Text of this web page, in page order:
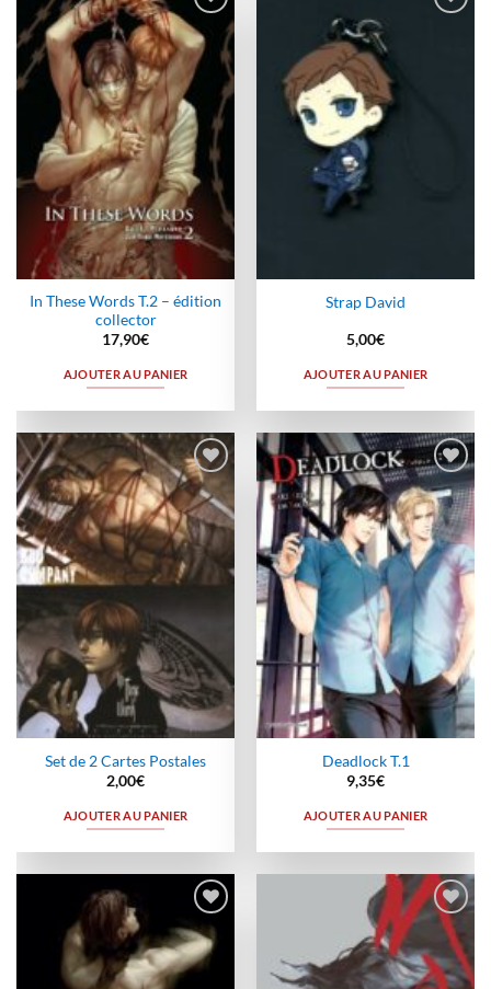
Ajouter
à la
wishlist
In These Words T.2 – édition
collector
17,90€
AJOUTER AU PANIER
Strap David
5,00€
AJOUTER AU PANIER
Ajouter
à la
wishlist
Set de 2 Cartes Postales
2,00€
AJOUTER AU PANIER
Ajouter
à la
wishlist
Deadlock T.1
9,35€
AJOUTER AU PANIER
Ajouter
à la
wishlist
Ajouter
à la
wishlist